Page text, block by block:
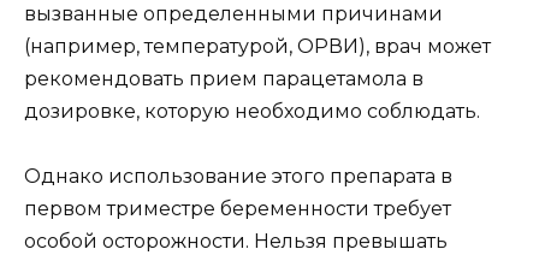
вызванные определенными причинами
(например, температурой, ОРВИ), врач может
рекомендовать прием парацетамола в
дозировке, которую необходимо соблюдать.
Однако использование этого препарата в
первом триместре беременности требует
особой осторожности. Нельзя превышать